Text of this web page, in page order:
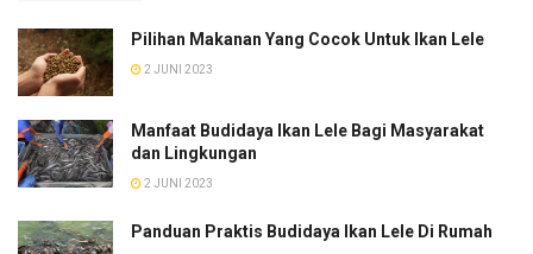
Pilihan Makanan Yang Cocok Untuk Ikan Lele
2 JUNI 2023
Manfaat Budidaya Ikan Lele Bagi Masyarakat
dan Lingkungan
2 JUNI 2023
Panduan Praktis Budidaya Ikan Lele Di Rumah